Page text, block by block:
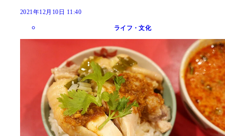
2021年12月10日 11:40
ライフ・文化